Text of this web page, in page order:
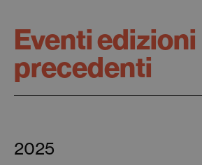
Eventi edizioni
precedenti
2025